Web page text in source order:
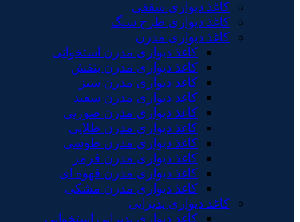
کاغذ دیواری سقفی
کاغذ دیواری طرح سنگ
کاغذ دیواری مدرن
کاغذ دیواری مدرن استخوانی
کاغذ دیواری مدرن بنفش
کاغذ دیواری مدرن سبز
کاغذ دیواری مدرن سفید
کاغذ دیواری مدرن صورتی
کاغذ دیواری مدرن طلایی
کاغذ دیواری مدرن طوسی
کاغذ دیواری مدرن قرمز
کاغذ دیواری مدرن قهوه ای
کاغذ دیواری مدرن مشکی
کاغذ دیواری پذیرایی
کاغذ دیواری پذیرایی استخوانی